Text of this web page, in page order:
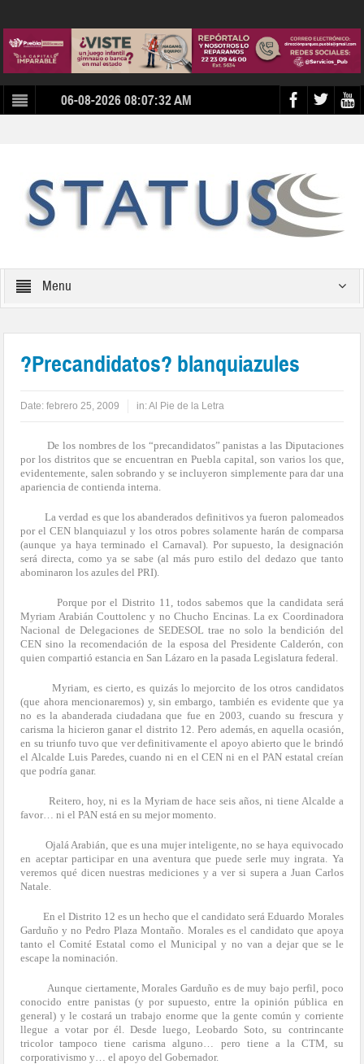
06-08-2026 08:07:32 AM
Menu
?Precandidatos? blanquiazules
Date:febrero 25, 2009 in:Al Pie de la Letra
De los nombres de los “precandidatos” panistas a las Diputaciones
por los distritos que se encuentran en Puebla capital, son varios los que,
evidentemente, salen sobrando y se incluyeron simplemente para dar una
apariencia de contienda interna.
La verdad es que los abanderados definitivos ya fueron palomeados
por el CEN blanquiazul y los otros pobres solamente harán de comparsa
(aunque ya haya terminado el Carnaval). Por supuesto, la designación
será directa, como ya se sabe (al más puro estilo del dedazo que tanto
abominaron los azules del PRI).
Porque por el Distrito 11, todos sabemos que la candidata será
Myriam Arabián Couttolenc y no Chucho Encinas. La ex Coordinadora
Nacional de Delegaciones de SEDESOL trae no solo la bendición del
CEN sino la recomendación de la esposa del Presidente Calderón, con
quien compartió estancia en San Lázaro en la pasada Legislatura federal.
Myriam, es cierto, es quizás lo mejorcito de los otros candidatos
(que ahora mencionaremos) y, sin embargo, también es evidente que ya
no es la abanderada ciudadana que fue en 2003, cuando su frescura y
carisma la hicieron ganar el distrito 12. Pero además, en aquella ocasión,
en su triunfo tuvo que ver definitivamente el apoyo abierto que le brindó
el Alcalde Luis Paredes, cuando ni en el CEN ni en el PAN estatal creían
que podría ganar.
Reitero, hoy, ni es la Myriam de hace seis años, ni tiene Alcalde a
favor… ni el PAN está en su mejor momento.
Ojalá Arabián, que es una mujer inteligente, no se haya equivocado
en aceptar participar en una aventura que puede serle muy ingrata. Ya
veremos qué dicen nuestras mediciones y a ver si supera a Juan Carlos
Natale.
En el Distrito 12 es un hecho que el candidato será Eduardo Morales
Garduño y no Pedro Plaza Montaño. Morales es el candidato que apoya
tanto el Comité Estatal como el Municipal y no van a dejar que se le
escape la nominación.
Aunque ciertamente, Morales Garduño es de muy bajo perfil, poco
conocido entre panistas (y por supuesto, entre la opinión pública en
general) y le costará un trabajo enorme que la gente común y corriente
llegue a votar por él. Desde luego, Leobardo Soto, su contrincante
tricolor tampoco tiene carisma alguno… pero tiene a la CTM, su
corporativismo y… el apoyo del Gobernador.